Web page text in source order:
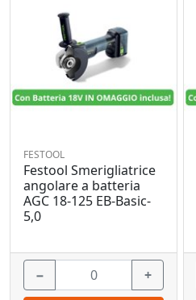
FESTOOL
Festool Smerigliatrice
angolare a batteria
AGC 18-125 EB-Basic-
5,0
− +